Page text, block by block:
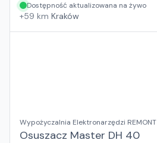
Dostępność aktualizowana na żywo
+59 km Kraków
Wypożyczalnia Elektronarzędzi REMONT
Osuszacz Master DH 40